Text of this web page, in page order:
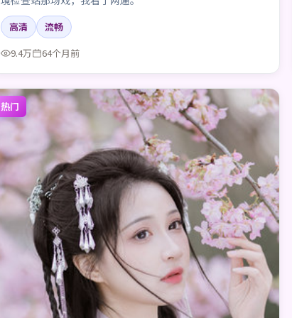
高清
流畅
9.4万
64个月前
热门